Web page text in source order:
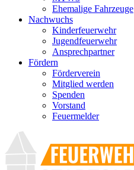
Ehemalige Fahrzeuge
Nachwuchs
Kinderfeuerwehr
Jugendfeuerwehr
Ansprechpartner
Fördern
Förderverein
Mitglied werden
Spenden
Vorstand
Feuermelder